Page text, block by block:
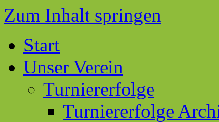
Zum Inhalt springen
Start
Unser Verein
Turniererfolge
Turniererfolge